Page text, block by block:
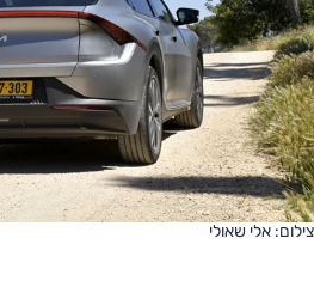
צילום: אלי שאולי